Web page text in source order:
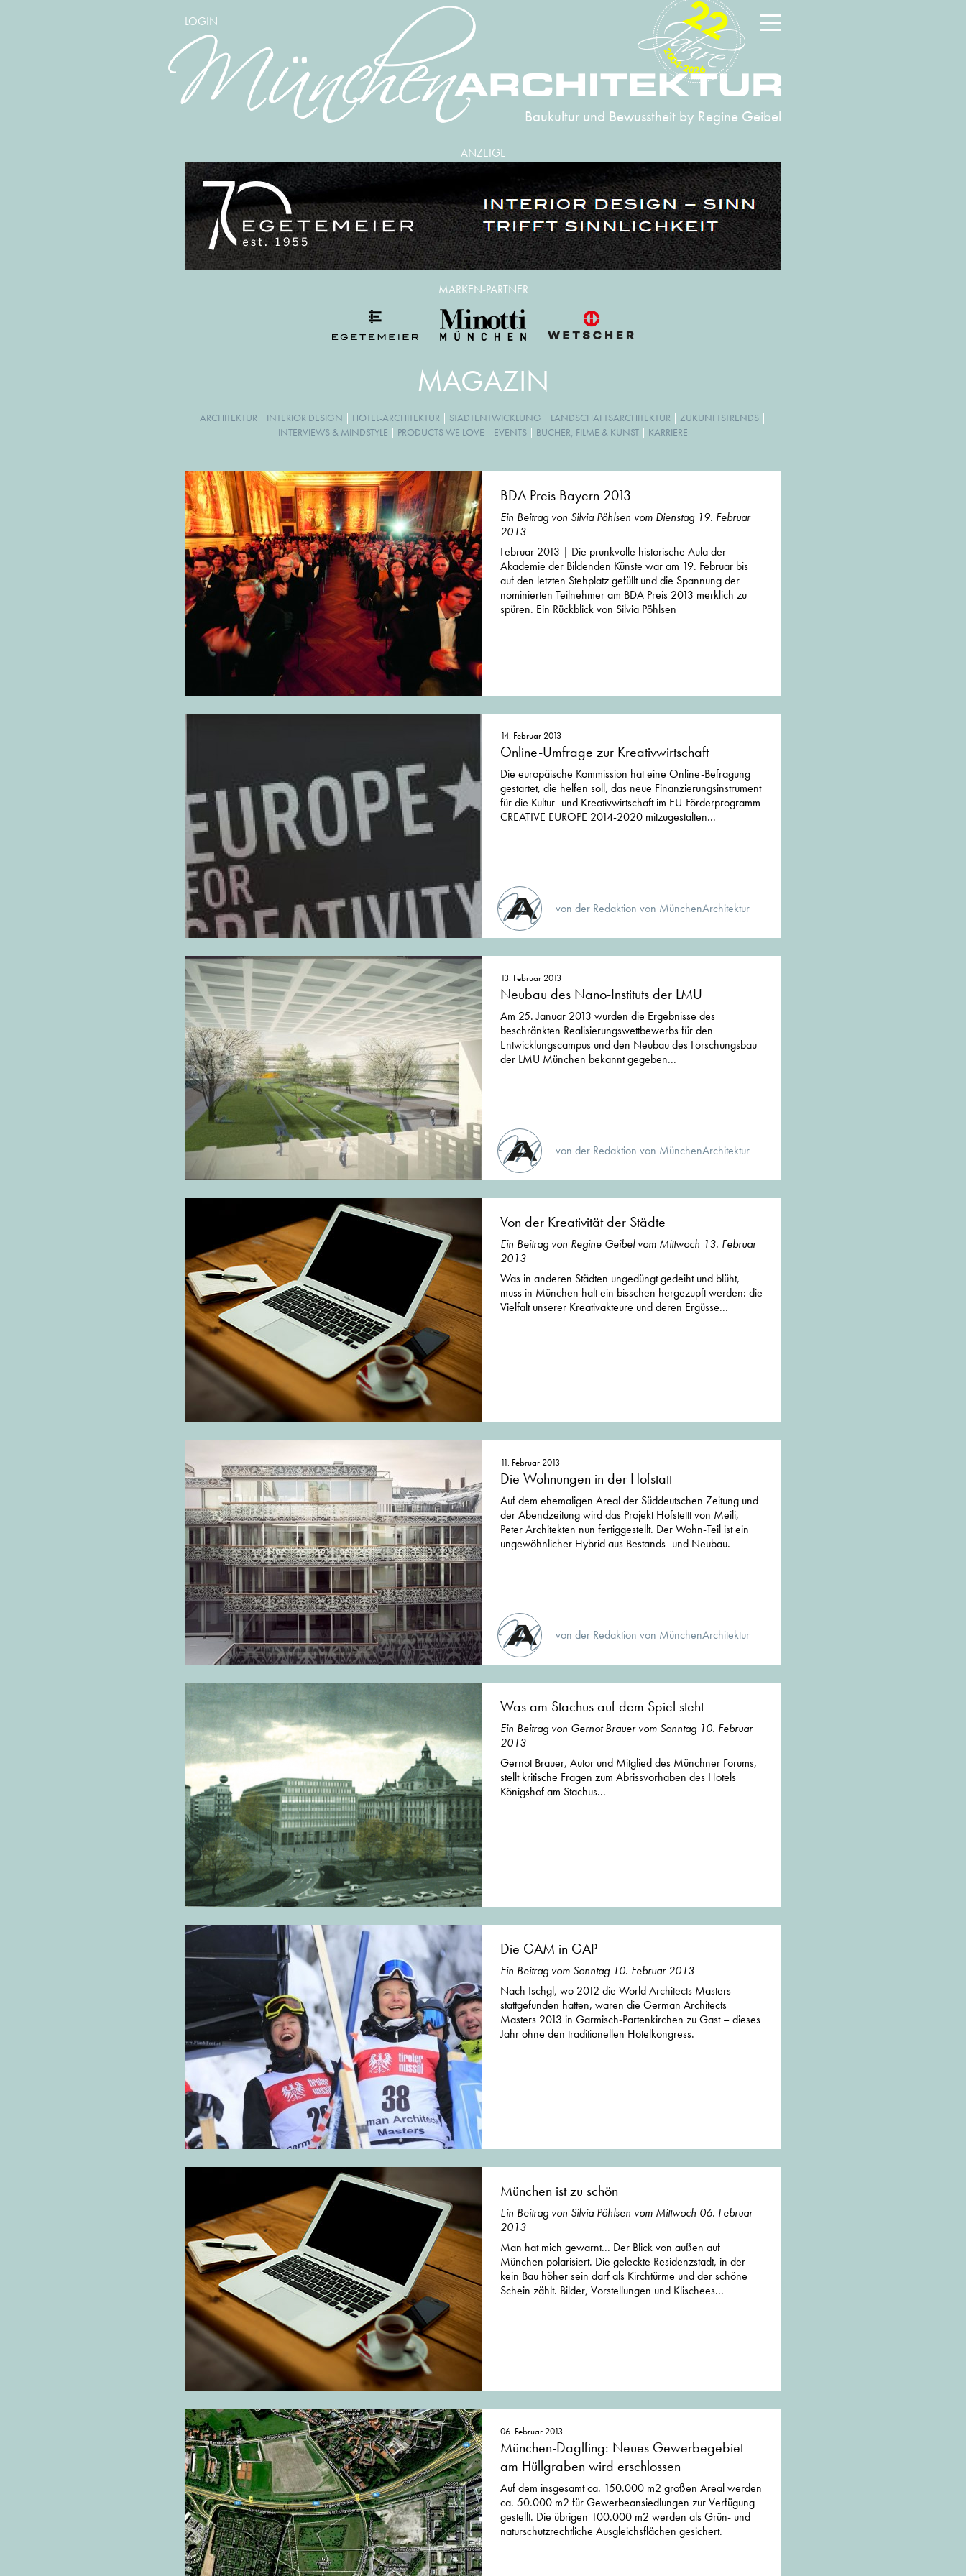
LOGIN
Baukultur und Bewusstheit by Regine Geibel
2004-2026
22
ANZEIGE
MAGAZIN
ARCHITEKTUR | INTERIOR DESIGN | HOTEL-ARCHITEKTUR | STADTENTWICKLUNG | LANDSCHAFTSARCHITEKTUR | ZUKUNFTSTRENDS |
INTERVIEWS & MINDSTYLE | PRODUCTS WE LOVE | EVENTS | BÜCHER, FILME & KUNST | KARRIERE
BDA Preis Bayern 2013
Ein Beitrag von Silvia Pöhlsen vom Dienstag 19. Februar
2013
Februar 2013 | Die prunkvolle historische Aula der
Akademie der Bildenden Künste war am 19. Februar bis
auf den letzten Stehplatz gefüllt und die Spannung der
nominierten Teilnehmer am BDA Preis 2013 merklich zu
spüren. Ein Rückblick von Silvia Pöhlsen
14. Februar 2013
Online-Umfrage zur Kreativwirtschaft
Die europäische Kommission hat eine Online-Befragung
gestartet, die helfen soll, das neue Finanzierungsinstrument
für die Kultur- und Kreativwirtschaft im EU-Förderprogramm
CREATIVE EUROPE 2014-2020 mitzugestalten...
von der Redaktion von MünchenArchitektur
13. Februar 2013
Neubau des Nano-Instituts der LMU
Am 25. Januar 2013 wurden die Ergebnisse des
beschränkten Realisierungswettbewerbs für den
Entwicklungscampus und den Neubau des Forschungsbau
der LMU München bekannt gegeben...
von der Redaktion von MünchenArchitektur
Von der Kreativität der Städte
Ein Beitrag von Regine Geibel vom Mittwoch 13. Februar
2013
Was in anderen Städten ungedüngt gedeiht und blüht,
muss in München halt ein bisschen hergezupft werden: die
Vielfalt unserer Kreativakteure und deren Ergüsse...
11. Februar 2013
Die Wohnungen in der Hofstatt
Auf dem ehemaligen Areal der Süddeutschen Zeitung und
der Abendzeitung wird das Projekt Hofstettt von Meili,
Peter Architekten nun fertiggestellt. Der Wohn-Teil ist ein
ungewöhnlicher Hybrid aus Bestands- und Neubau.
von der Redaktion von MünchenArchitektur
Was am Stachus auf dem Spiel steht
Ein Beitrag von Gernot Brauer vom Sonntag 10. Februar
2013
Gernot Brauer, Autor und Mitglied des Münchner Forums,
stellt kritische Fragen zum Abrissvorhaben des Hotels
Königshof am Stachus...
Die GAM in GAP
Ein Beitrag vom Sonntag 10. Februar 2013
Nach Ischgl, wo 2012 die World Architects Masters
stattgefunden hatten, waren die German Architects
Masters 2013 in Garmisch-Partenkirchen zu Gast – dieses
Jahr ohne den traditionellen Hotelkongress.
München ist zu schön
Ein Beitrag von Silvia Pöhlsen vom Mittwoch 06. Februar
2013
Man hat mich gewarnt... Der Blick von außen auf
München polarisiert. Die geleckte Residenzstadt, in der
kein Bau höher sein darf als Kirchtürme und der schöne
Schein zählt. Bilder, Vorstellungen und Klischees...
06. Februar 2013
München-Daglfing: Neues Gewerbegebiet
am Hüllgraben wird erschlossen
Auf dem insgesamt ca. 150.000 m2 großen Areal werden
ca. 50.000 m2 für Gewerbeansiedlungen zur Verfügung
gestellt. Die übrigen 100.000 m2 werden als Grün- und
naturschutzrechtliche Ausgleichsflächen gesichert.